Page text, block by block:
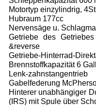
Motortyp einzylindrig,
Hubraum 177cc
Nervensäge u.
Getriebe des
&reverse
Getriebe-Hinterrad-
Brennstoffkapazität 6
Lenk-zahnstangentrieb
Gabelfederung
Hinterer unabhängiger
(IRS) mit Spule über